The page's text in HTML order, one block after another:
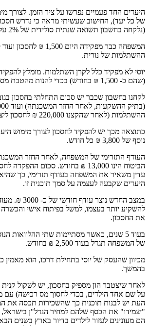
היעדים החד פעמיים נפרשו על ציר הזמן. לצורך
(נלקחה בחשבון תשואה שנתית סולידית של 2% על החסכון).
ההשתלמות של נורית.
(שהם כ- 1,500 ₪ בחודש) בכדי להנות מהטבת מס מקסימאלית כעצמאי.
ההשתלמות (לאחר שהקצנו 220,000 ₪ לחסכון ליציבות כלכלית).
כתוצאה מכך יש להפקיד לחסכון לצורך מימוש
נוסף של 3,800 ₪ כל חודש.
העודף התזרימי של המשפחה, לאחר החזר
הביטוח הינו 13,000 ₪ בחודש. סכום
עדין משאיר את המשפחה בעודף תזרימי, כך
היעדים שקבעה לעצמה על סמך תוכנית זו.
במצב החדש
להשקיע יותר בעצמו, למשל בפיתוח אישי והכשרה
את החסכון.
בעוד 5 שנים, כאשר מסתיימות שתי ההלוואות
של המשפחה תגדל בעוד 2,500 ₪ בחודש.
מכיוון שהעסק של יוסי בתחילת דרכו, הוא מאמין
בהמשך.
לאחר שיצטבר הון מספיק בחסכון, יש לשקול
על שם אחד הילדים, בכדי לחסוך מס רכישה) עם
העת יש לבנות תוכנית כך שהשכירות תכסה את
"יצמידו" את הכסף שלהם למחיר הנדל"ן בישראל,
הם מעונינים לעזור לילדים בדיור בארץ בשנים